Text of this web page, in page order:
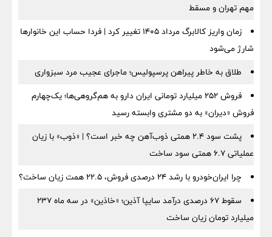
مهم تهران و مسقط
زمان واریز کالابرگ مرداد ۱۴۰۵ تغییر کرد | فردا حساب این خانوارها
شارژ می‌شود
طلاق به خاطر پیراهن پرسپولیس؛ ماجرای عجیب مرد سبزواری
فروش ۲۵۲ میلیارد تومانی ایران دارو به هم‌گروهی‌ها؛ یک‌چهارم
فروش «دیران» به دو مشتری وابسته رسید
پشت سود ۲.۴ همتی ذوب‌آهن چه خبر است؟ | «ذوب» با زیان
عملیاتی ۶.۷ همتی سود ساخت
چرا ایران‌خودرو با رشد ۲۴ درصدی فروش، ۲۲.۵ همت زیان ساخت؟
سقوط ۶۷ درصدی درآمد سایپا آذین؛ «خاذین» در سه ماه ۲۳۷
میلیارد تومان زیان ساخت